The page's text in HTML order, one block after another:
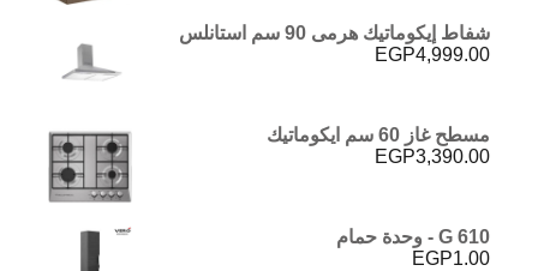
شفاط إيكوماتيك هرمى 90 سم استانلس
EGP4,999.00
مسطح غاز 60 سم ايكوماتيك
EGP3,390.00
G 610 - وحدة حمام
EGP1.00